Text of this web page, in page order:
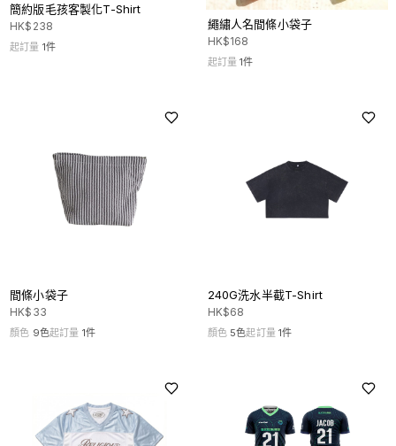
簡約版毛孩客製化T-Shirt
HK$ 238
起訂量 1件
繩繡人名間條小袋子
HK$168
起訂量 1件
間條小袋子
HK$ 33
顏色 9色起訂量 1件
240G洗水半截T-Shirt
HK$68
顏色 5色起訂量 1件